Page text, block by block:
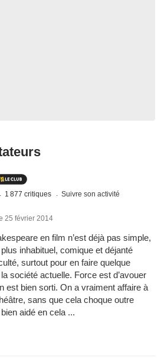
1 877 critiques Suivre son activité
25 février 2014
en film n’est déjà pas simple,
inhabituel, comique et déjanté
surtout pour en faire quelque
société actuelle. Force est d’avouer
est bien sorti. On a vraiment affaire à
sans que cela choque outre
aidé en cela ...